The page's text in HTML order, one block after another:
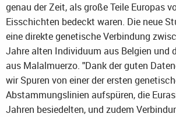
genau der Zeit, als große Teile Europas
Eisschichten bedeckt waren. Die neue
eine direkte genetische Verbindung
Jahre alten Individuum aus Belgien und
aus Malalmuerzo. "Dank der guten
wir Spuren von einer der ersten
Abstammungslinien aufspüren, die
Jahren besiedelten, und zudem